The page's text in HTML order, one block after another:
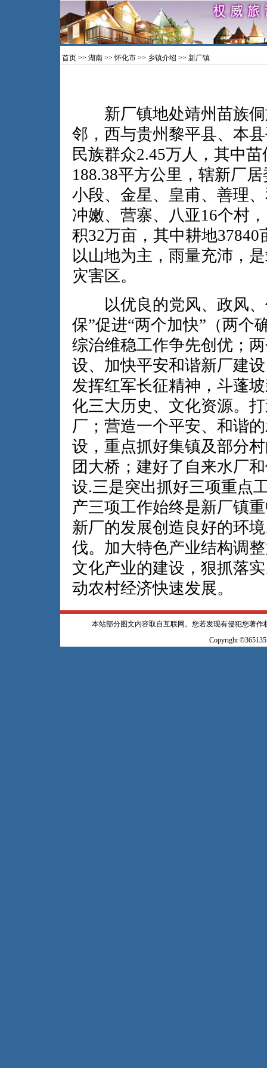
首页 >> 湖南 >>怀化市 >> 乡镇介绍 >> 新厂镇
新厂镇地处靖州苗族侗
邻，西与贵州黎平县、本
民族群众2.45万人，其中
188.38平方公里，辖新厂
小段、金星、皇甫、善理
冲嫩、营寨、八亚16个村
积32万亩，其中耕地
以山地为主，雨量充沛，
灾害区。
以优良的党风、政风、
保”促进“两个加快”（两
综治维稳工作争先创优；
设、加快平安和谐新厂建
发挥红军长征精神，斗蓬
化三大历史、文化资源。
厂；营造一个平安、和谐
设，重点抓好集镇及部分
团大桥；建好了自来水厂
设.三是突出抓好三项重点
产三项工作始终是新厂镇
新厂的发展创造良好的环
伐。加大特色产业结构调
文化产业的建设，狠抓落
动农村经济快速发展。
本站部分图文内容取自互联网。您若发现有侵犯您著
Copyright